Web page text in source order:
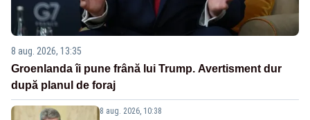
8 aug. 2026, 13:35
Groenlanda îi pune frână lui Trump. Avertisment dur
după planul de foraj
8 aug. 2026, 10:38